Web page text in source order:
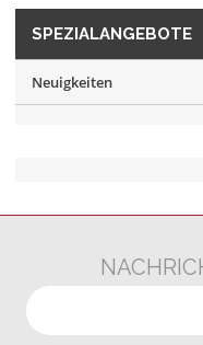
SPEZIALANGEBOTE
Neuigkeiten